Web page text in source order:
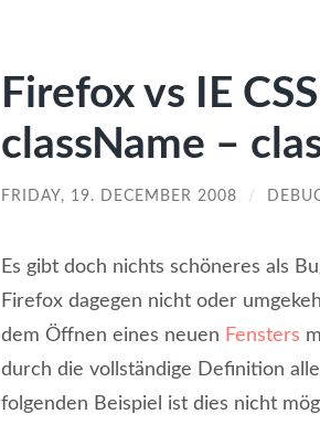
Firefox vs IE
className –
FRIDAY, 19. DECEMBER 2008 /
Es gibt doch nichts schöneres als
Firefox dagegen nicht oder
dem Öffnen eines neuen Fensters
durch die vollständige Definition
folgenden Beispiel ist dies nicht